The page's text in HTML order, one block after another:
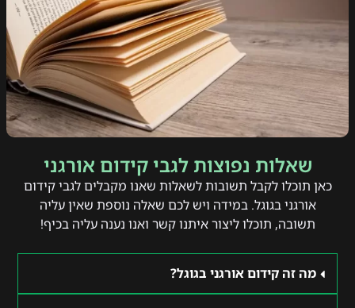
שאלות נפוצות לגבי קידום אורגני
כאן תוכלו לקבל תשובות לשאלות שאנו מקבלים לגבי קידום
אורגני בגוגל. במידה ויש לכם שאלה נוספת שאין עליה
תשובה, תוכלו ליצור איתנו קשר ואנו נענה עליה בכיף!
מה זה קידום אורגני בגוגל?